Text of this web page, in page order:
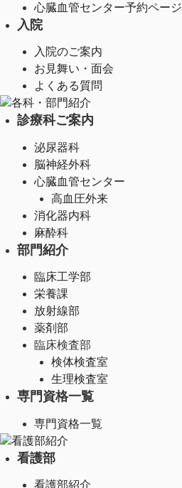
心臓血管センター予約ページ
入院
入院のご案内
お見舞い・面会
よくある質問
各科・部門紹介
診療科ご案内
泌尿器科
脳神経外科
心臓血管センター
高血圧外来
消化器内科
麻酔科
部門紹介
臨床工学部
栄養課
放射線部
薬剤部
臨床検査部
検体検査室
生理検査室
専門資格一覧
専門資格一覧
看護部紹介
看護部
看護部紹介